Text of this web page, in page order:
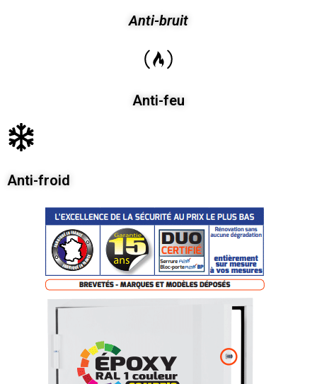
Anti-bruit
Anti-feu
Anti-froid